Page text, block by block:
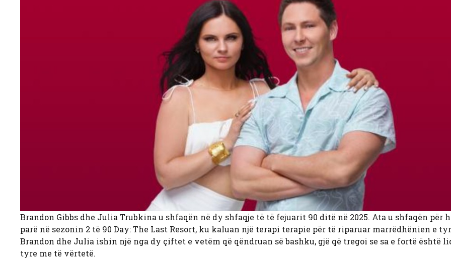
Brandon Gibbs dhe Julia Trubkina u shfaqën në dy shfaqje të të fejuarit 90 ditë në 2025. Ata u shfaqën për
parë në sezonin 2 të 90 Day: The Last Resort, ku kaluan një terapi terapie për të riparuar marrëdhënien e
Brandon dhe Julia ishin një nga dy çiftet e vetëm që qëndruan së bashku, gjë që tregoi se sa e fortë është
tyre me të vërtetë.